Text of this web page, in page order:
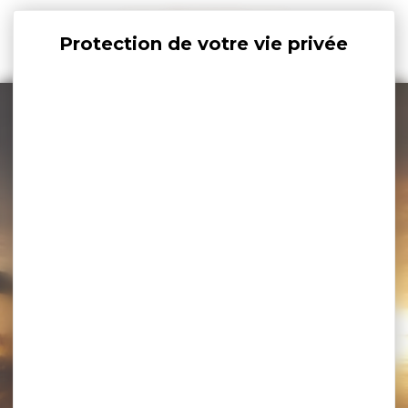
Panneau de gestion des cookies